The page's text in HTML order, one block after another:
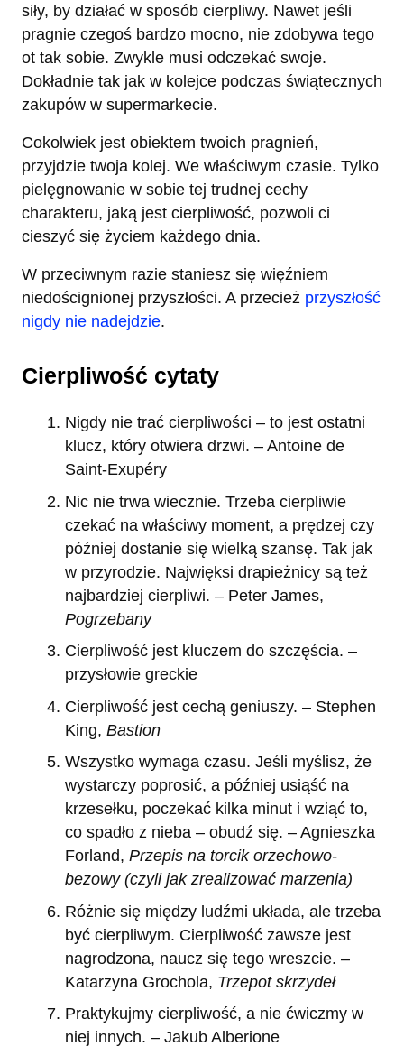
siły, by działać w sposób cierpliwy. Nawet jeśli
pragnie czegoś bardzo mocno, nie zdobywa tego
ot tak sobie. Zwykle musi odczekać swoje.
Dokładnie tak jak w kolejce podczas świątecznych
zakupów w supermarkecie.
Cokolwiek jest obiektem twoich pragnień,
przyjdzie twoja kolej. We właściwym czasie. Tylko
pielęgnowanie w sobie tej trudnej cechy
charakteru, jaką jest cierpliwość, pozwoli ci
cieszyć się życiem każdego dnia.
W przeciwnym razie staniesz się więźniem
niedoścignionej przyszłości. A przecież przyszłość
nigdy nie nadejdzie.
Cierpliwość cytaty
Nigdy nie trać cierpliwości – to jest ostatni
klucz, który otwiera drzwi. – Antoine de
Saint-Exupéry
Nic nie trwa wiecznie. Trzeba cierpliwie
czekać na właściwy moment, a prędzej czy
później dostanie się wielką szansę. Tak jak
w przyrodzie. Najwięksi drapieżnicy są też
najbardziej cierpliwi. – Peter James,
Pogrzebany
Cierpliwość jest kluczem do szczęścia. –
przysłowie greckie
Cierpliwość jest cechą geniuszy. – Stephen
King, Bastion
Wszystko wymaga czasu. Jeśli myślisz, że
wystarczy poprosić, a później usiąść na
krzesełku, poczekać kilka minut i wziąć to,
co spadło z nieba – obudź się. – Agnieszka
Forland, Przepis na torcik orzechowo-
bezowy (czyli jak zrealizować marzenia)
Różnie się między ludźmi układa, ale trzeba
być cierpliwym. Cierpliwość zawsze jest
nagrodzona, naucz się tego wreszcie. –
Katarzyna Grochola, Trzepot skrzydeł
Praktykujmy cierpliwość, a nie ćwiczmy w
niej innych. – Jakub Alberione